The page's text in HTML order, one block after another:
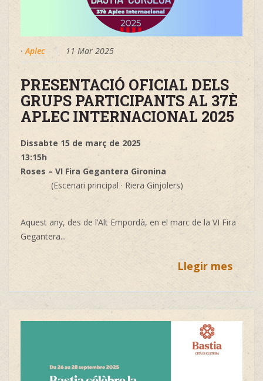
·Aplec 11 Mar 2025
PRESENTACIÓ OFICIAL DELS
GRUPS PARTICIPANTS AL 37È
APLEC INTERNACIONAL 2025
Dissabte 15 de març de 2025
13:15h
Roses – VI Fira Gegantera Gironina
(Escenari principal · Riera Ginjolers)
Aquest any, des de l’Alt Empordà, en el marc de la VI Fira
Gegantera...
Llegir mes